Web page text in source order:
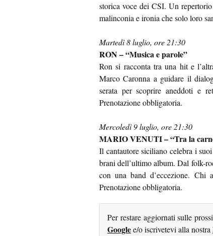
storica voce dei CSI. Un
malinconia e ironia che solo loro
Martedì 8 luglio, ore 21:30
RON – “Musica e parole”
Ron si racconta tra una hit e
Marco Caronna a guidare il
serata per scoprire aneddoti e
Prenotazione obbligatoria.
Mercoledì 9 luglio, ore 21:30
MARIO VENUTI – “Tra la
Il cantautore siciliano celebra i
brani dell’ultimo album. Dal folk-
con una band d’eccezione. Chi
Prenotazione obbligatoria.
Per restare aggiornati sulle
Googlee/o iscrivetevi alla nostra